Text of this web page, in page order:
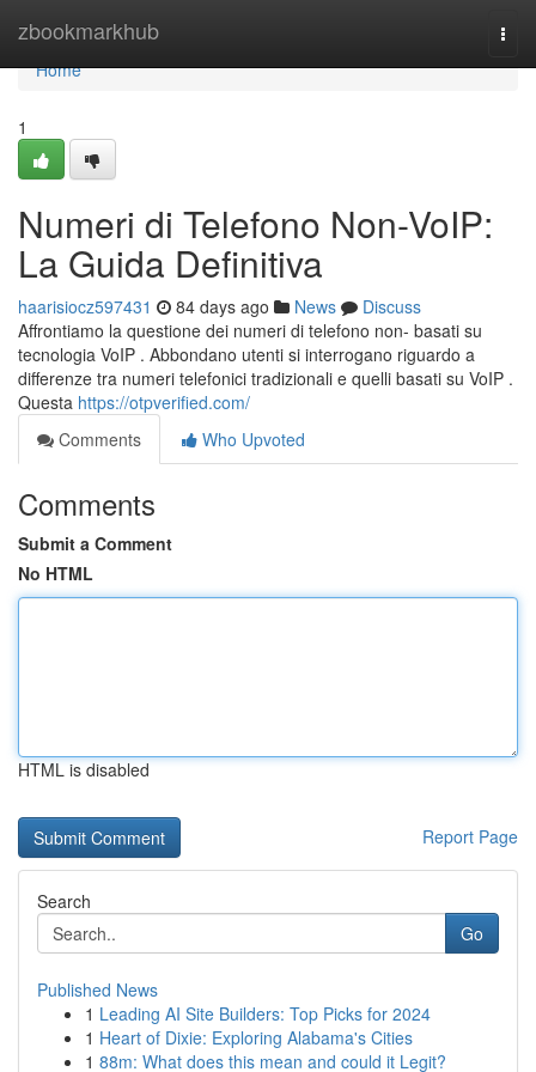
zbookmarkhub
Home
Home
1
Numeri di Telefono Non-VoIP:
La Guida Definitiva
haarisiocz597431 84 days ago News
Discuss
Affrontiamo la questione dei numeri di telefono non- basati su
tecnologia VoIP . Abbondano utenti si interrogano riguardo a
differenze tra numeri telefonici tradizionali e quelli basati su VoIP .
Questa https://otpverified.com/
Comments
Who Upvoted
Comments
Submit a Comment
No HTML
HTML is disabled
Report Page
Search
Go
Published News
1 Leading AI Site Builders: Top Picks for 2024
1 Heart of Dixie: Exploring Alabama's Cities
1 88m: What does this mean and could it Legit?